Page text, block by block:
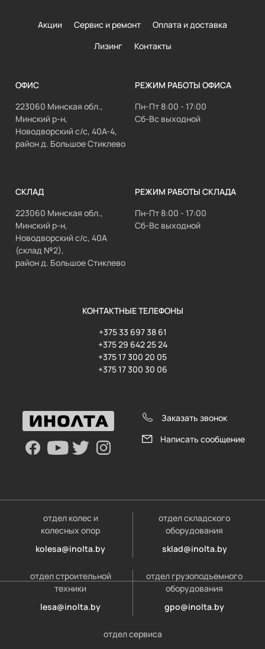
Акции Сервис и ремонт
Оплата и доставка
Лизинг
Контакты
ОФИС
223060 Минская обл.,
Минский р-н,
Новодворский с/с, 40А-4,
район д. Большое Стиклево
РЕЖИМ РАБОТЫ ОФИСА
Пн-Пт 8:00 - 17:00
Сб-Вс выходной
СКЛАД
223060 Минская обл.,
Минский р-н,
Новодворский с/с, 40А
(склад №2),
район д. Большое Стиклево
РЕЖИМ РАБОТЫ СКЛАДА
Пн-Пт 8:00 - 17:00
Сб-Вс выходной
КОНТАКТНЫЕ ТЕЛЕФОНЫ
+375 33 697 38 61
+375 29 642 25 24
+375 17 300 20 05
+375 17 300 30 06
Заказать звонок
Написать сообщение
отдел колес и
колесных опор
kolesa@inolta.by
отдел складского
оборудования
sklad@inolta.by
отдел строительной
техники
lesa@inolta.by
отдел грузоподъемного
оборудования
gpo@inolta.by
отдел сервиса